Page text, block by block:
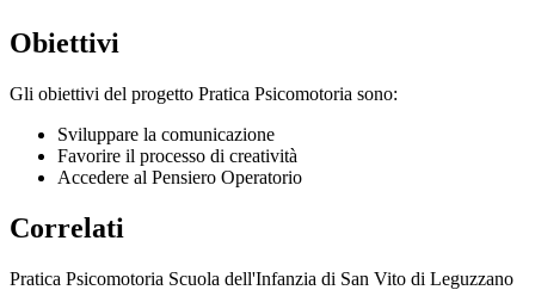
Obiettivi
Gli obiettivi del progetto Pratica Psicomotoria sono:
Sviluppare la comunicazione
Favorire il processo di creatività
Accedere al Pensiero Operatorio
Correlati
Pratica Psicomotoria Scuola dell'Infanzia di San Vito di Leguzzano